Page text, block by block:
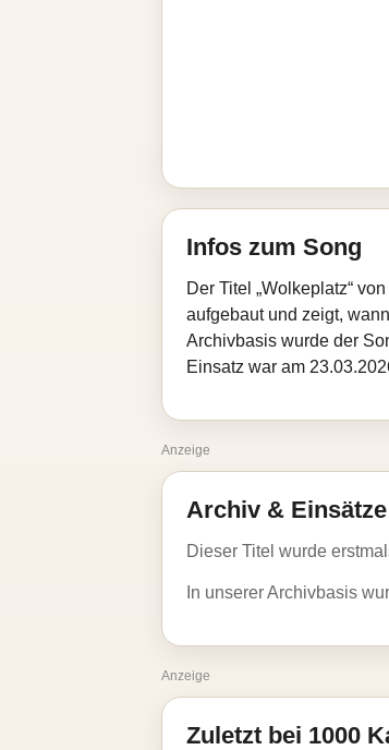
Infos zum Song
Der Titel „Wolkeplatz“
aufgebaut und zeigt,
Archivbasis wurde der
Einsatz war am
Anzeige
Archiv & Einsätze
Dieser Titel wurde
In unserer Archivbasis
Anzeige
Zuletzt bei 1000